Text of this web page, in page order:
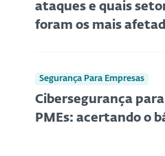
ataques e quais
foram os mais
Segurança Para Empresas
Cibersegurança para
PMEs: acertando o